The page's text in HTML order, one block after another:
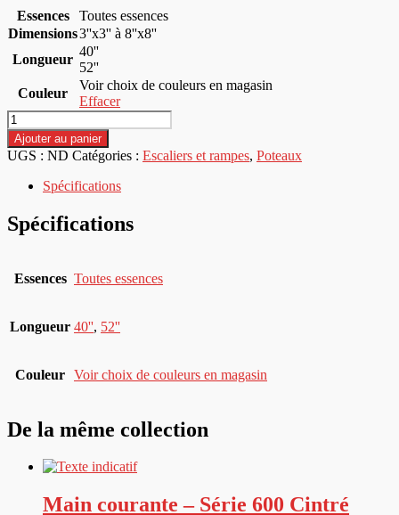
Essences
Toutes essences
Dimensions3''x3'' à 8''x8''
Longueur
40''
52''
Couleur
Voir choix de couleurs en magasin
Effacer
quantité
de
Poteaux
carrés
demande
-
Ajouter au panier
UGS : ND Catégories : Escaliers et rampes, Poteaux
Spécifications
Spécifications
Essences Toutes essences
Longueur 40'', 52''
Couleur Voir choix de couleurs en magasin
De la même collection
Main courante – Série 600 Cintré